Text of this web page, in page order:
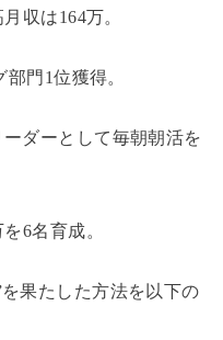
収は164万。
門1位獲得。
ダーとして毎朝朝活を
6名育成。
果たした方法を以下の